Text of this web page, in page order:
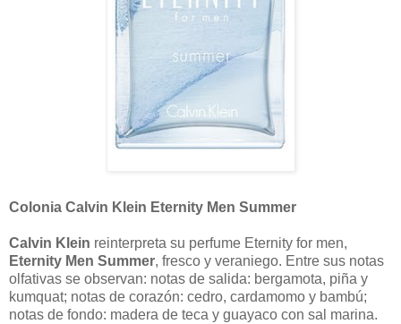
Colonia Calvin Klein Eternity Men Summer
Calvin Klein reinterpreta su perfume Eternity for men,
Eternity Men Summer, fresco y veraniego. Entre sus notas
olfativas se observan: notas de salida: bergamota, piña y
kumquat; notas de corazón: cedro, cardamomo y bambú;
notas de fondo: madera de teca y guayaco con sal marina.